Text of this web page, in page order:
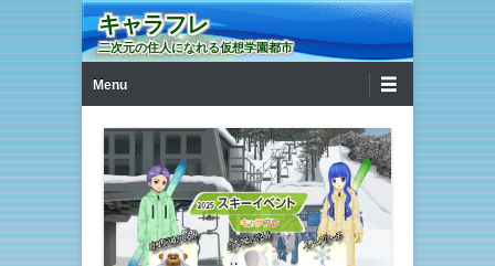
キャラフレ
二次元の住人になれる仮想学園都市
Menu